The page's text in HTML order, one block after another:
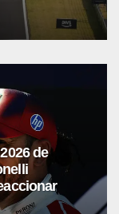
de